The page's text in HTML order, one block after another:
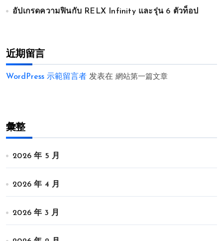
อัปเกรดความฟินกับ RELX Infinity และรุ่น 6 ตัวท็อป
近期留言
WordPress 示範留言者 发表在 網站第一篇文章
彙整
2026 年 5 月
2026 年 4 月
2026 年 3 月